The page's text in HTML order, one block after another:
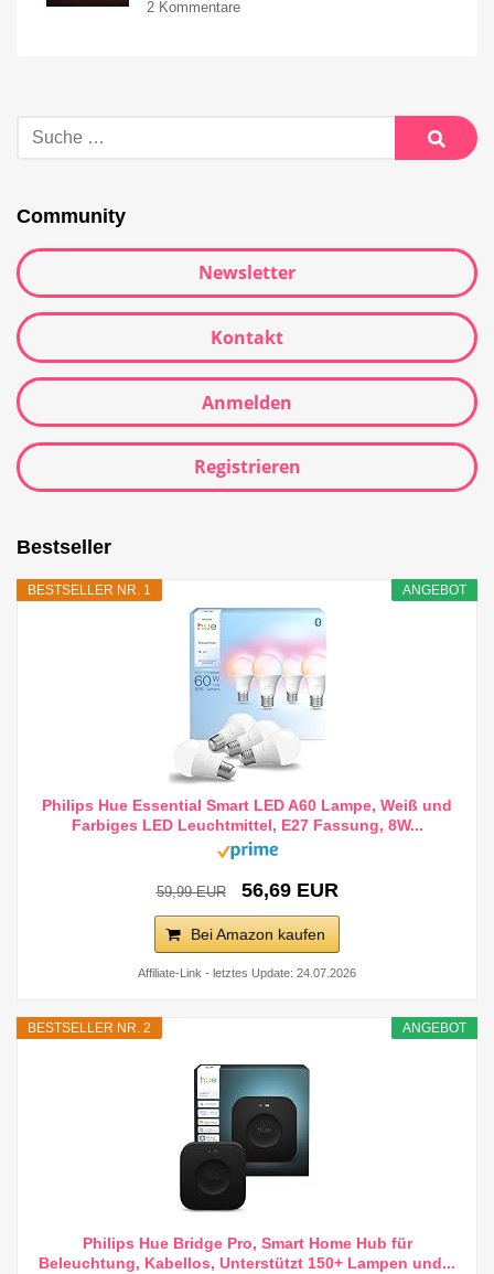
2 Kommentare
Community
Newsletter
Kontakt
Anmelden
Registrieren
Bestseller
ANGEBOT
BESTSELLER NR. 1
Philips Hue Essential Smart LED A60 Lampe, Weiß und
Farbiges LED Leuchtmittel, E27 Fassung, 8W...
59,99 EUR 56,69 EUR
Bei Amazon kaufen
Affiliate-Link - letztes Update: 24.07.2026
ANGEBOT
BESTSELLER NR. 2
Philips Hue Bridge Pro, Smart Home Hub für
Beleuchtung, Kabellos, Unterstützt 150+ Lampen und...